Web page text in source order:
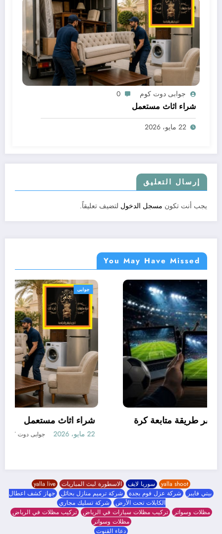
جوابى دوت كوم 0
شراء اثاث مستعمل
22 مايو، 2026
إرسال التعليق
يجب أنت تكون مسجل الدخول لتضيف تعليقاً.
You May Have Missed
جوابى
كيف غيّرت مواقع البث المباشر طريقة متابعة كرة
yalla shoot سوريا لايف الاسطورة لبث المباريات yalla live
بيتي فايبر شركة عزل فوم بجدة شركة ترميم منازل بحائل جهاز كشف اعطال
الكابلات تحت الأرض شركة تسليك مجاري
مظلات وسواتر تركيب مظلات سيارات في الرياض تركيب مظلات في الرياض
مظلات وسواتر